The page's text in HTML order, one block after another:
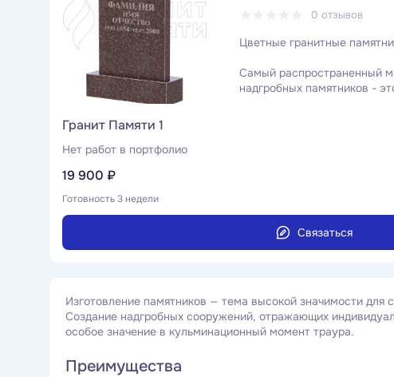
0 отзывов
Цветные гранитные
Самый распространенный
надгробных памятников -
Гранит Памяти 1
Нет работ в портфолио
19 900 ₽
Готовность 3 недели
Связаться
Изготовление памятников — тема высокой значимости для
Создание надгробных сооружений, отражающих
особое значение в кульминационный момент траура.
Преимущества